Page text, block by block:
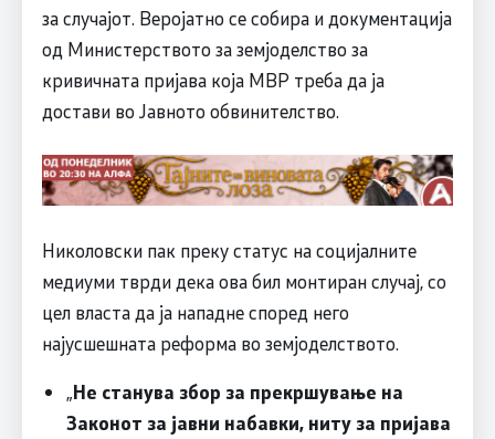
за случајот. Веројатно се собира и документација
од Министерството за земјоделство за
кривичната пријава која МВР треба да ја
достави во Јавното обвинителство.
Николовски пак преку статус на социјалните
медиуми тврди дека ова бил монтиран случај, со
цел власта да ја нападне според него
најусшешната реформа во земјоделството.
„Не станува збор за прекршување на
Законот за јавни набавки, ниту за пријава